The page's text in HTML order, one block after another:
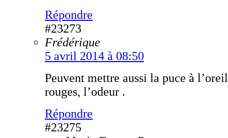
Répondre
#23273
Frédérique
5 avril 2014 à 08:50
Peuvent mettre aussi la puce à
rouges, l’odeur .
Répondre
#23275